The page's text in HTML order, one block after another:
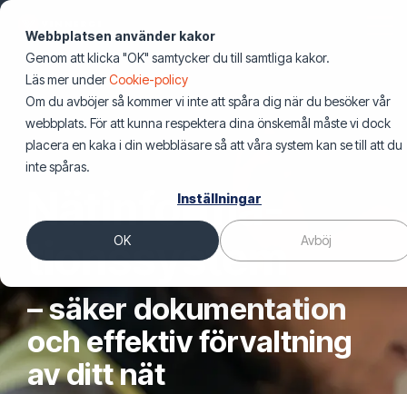
Webbplatsen använder kakor
Genom att klicka "OK" samtycker du till samtliga kakor.
Läs mer underCookie-policy
Om du avböjer så kommer vi inte att spåra dig när du besöker vår
webbplats. För att kunna respektera dina önskemål måste vi dock
placera en kaka i din webbläsare så att våra system kan se till att du
inte spåras.
Inställningar
OK Avböj
Hoppa
över
första
innehållet
Telekom
Stadsnät
Energi
& Industri
Bostadsrättsföreningar
Kommersiella fastighetsägare
EnergilösningarDigital
infrastruktur
Datacenter
Fibernät
fastigheter
El & Tele
Energi i fastighet
Fysisk säkerhet
Sub Nav 1
Sub Nav 2
Testing 3
Nyheter
Nyheter & Insikter
Uppdrag och projekt
Webbinarier
Boka Vinnergi som talare
CESAR2
Fastighetsteknik
Företagscertifikat
För icke tekniker
Omcertifiering
Personcertifikat
Säker anläggning
Utbildningsbevis
Nyheter & blogg
Pressmeddelanden
Webinars
Events
Boka oss som talare
Pressmeddelanden
Events
Boka en expert till ditt
Nätinforma­
tionssystem
– säker dokumenta­tion
och effektiv förvaltning
av ditt nät